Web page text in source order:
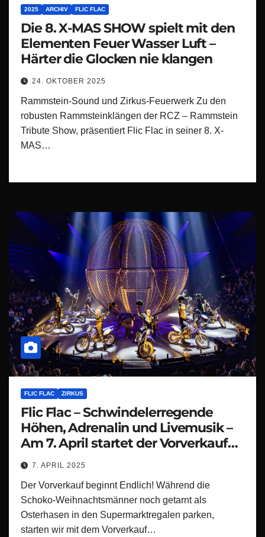
2025 ARCHIV FLIC FLAC
Die 8. X-MAS SHOW spielt mit den
Elementen Feuer Wasser Luft –
Härter die Glocken nie klangen
24. OKTOBER 2025
Rammstein-Sound und Zirkus-Feuerwerk Zu den
robusten Rammsteinklängen der RCZ – Rammstein
Tribute Show, präsentiert Flic Flac in seiner 8. X-
MAS…
FLIC FLAC ZIRKUS
Flic Flac – Schwindelerregende
Höhen, Adrenalin und Livemusik –
Am 7. April startet der Vorverkauf
zur 14. X-MASS SHOW
7. APRIL 2025
Der Vorverkauf beginnt Endlich! Während die
Schoko-Weihnachtsmänner noch getarnt als
Osterhasen in den Supermarktregalen parken,
starten wir mit dem Vorverkauf…